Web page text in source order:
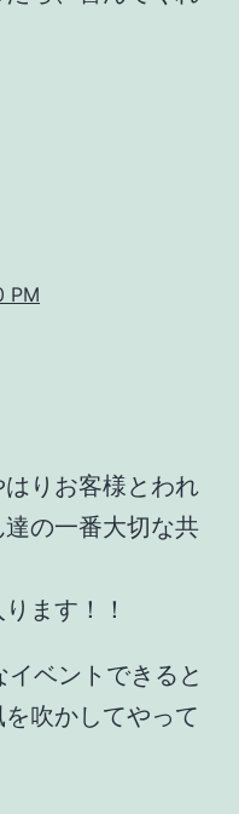
PM
りお客様とわれ
の一番大切な共
ます！！
ベントできると
吹かしてやって